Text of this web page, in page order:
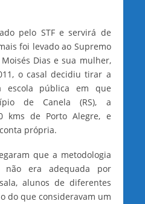
pelo STF e servirá de
foi levado ao Supremo
Dias e sua mulher,
o casal decidiu tirar a
pública em que
de Canela (RS), a
kms de Porto Alegre, e
própria.
que a metodologia
não era adequada por
alunos de diferentes
do que consideravam um